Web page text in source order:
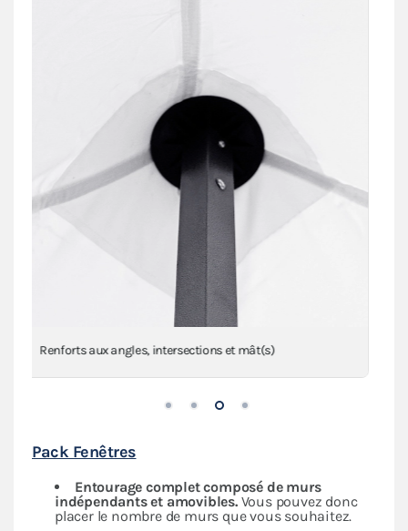
Anneaux de haubanage en inox sur sangles
Pack Fenêtres
Entourage complet composé de murs
indépendantset amovibles.Vous pouvez donc
placer le nombre de murs que vous souhaitez.